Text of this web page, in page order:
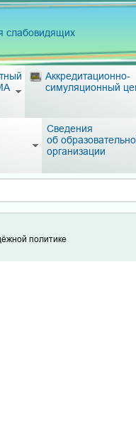
слабовидящих
Аккредитационно-
симуляционный
Сведения
об
организации
политике